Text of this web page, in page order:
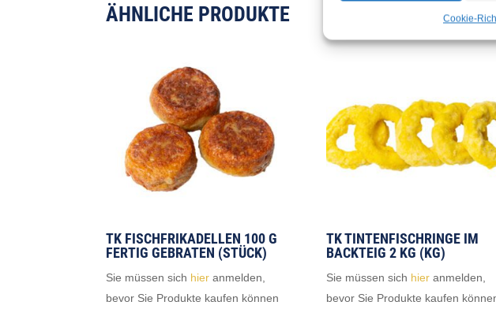
Cookie-
ÄHNLICHE PRODUKTE
TK FISCHFRIKADELLEN 100 G
FERTIG GEBRATEN (STÜCK)
Sie müssen sich hier anmelden,
bevor Sie Produkte kaufen können
TK TINTENFISCHRINGE IM
BACKTEIG 2 KG (KG)
Sie müssen sich hier anmelden,
bevor Sie Produkte kaufen